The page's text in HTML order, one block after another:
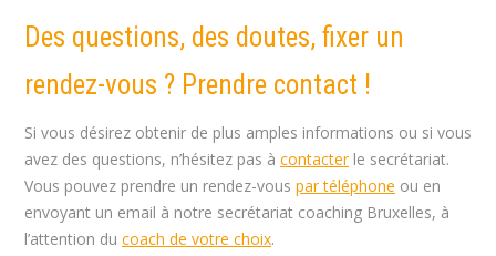
Des questions, des doutes, fixer un
rendez-vous ? Prendre contact !
Si vous désirez obtenir de plus amples informations ou si vous
avez des questions, n’hésitez pas à contacterle secrétariat.
Vous pouvez prendre un rendez-vous par téléphone ou en
envoyant un email à notre secrétariat coaching Bruxelles, à
l’attention du coach de votre choix.